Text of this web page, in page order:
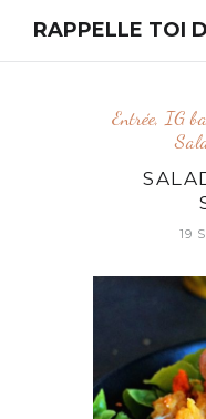
RAPPELLE TOI
Entrée, IG
19